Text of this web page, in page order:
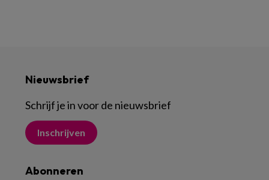
Nieuwsbrief
Schrijf je in voor de nieuwsbrief
Inschrijven
Abonneren